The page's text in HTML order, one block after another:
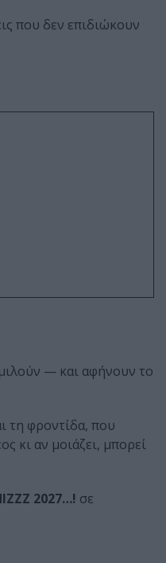
που δεν επιδιώκουν
— και αφήνουν το
τη φροντίδα, που
κι αν μοιάζει, μπορεί
2027…! σε